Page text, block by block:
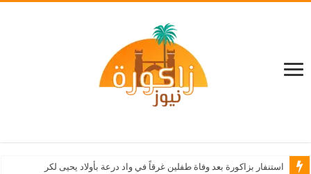
استنفار بزاكورة بعد وفاة طفلين غرقاً في واد درعة بأولاد يحيى لكراير